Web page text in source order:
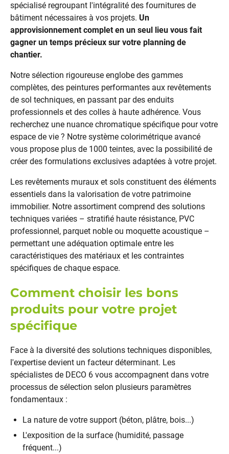
spécialisé regroupant l'intégralité des fournitures de
bâtiment nécessaires à vos projets. Un
approvisionnement complet en un seul lieu vous fait
gagner un temps précieux sur votre planning de
chantier.
Notre sélection rigoureuse englobe des gammes
complètes, des peintures performantes aux revêtements
de sol techniques, en passant par des enduits
professionnels et des colles à haute adhérence. Vous
recherchez une nuance chromatique spécifique pour votre
espace de vie ? Notre système colorimétrique avancé
vous propose plus de 1000 teintes, avec la possibilité de
créer des formulations exclusives adaptées à votre projet.
Les revêtements muraux et sols constituent des éléments
essentiels dans la valorisation de votre patrimoine
immobilier. Notre assortiment comprend des solutions
techniques variées – stratifié haute résistance, PVC
professionnel, parquet noble ou moquette acoustique –
permettant une adéquation optimale entre les
caractéristiques des matériaux et les contraintes
spécifiques de chaque espace.
Comment choisir les bons
produits pour votre projet
spécifique
Face à la diversité des solutions techniques disponibles,
l'expertise devient un facteur déterminant. Les
spécialistes de DECO 6 vous accompagnent dans votre
processus de sélection selon plusieurs paramètres
fondamentaux :
La nature de votre support (béton, plâtre, bois...)
L'exposition de la surface (humidité, passage
fréquent...)